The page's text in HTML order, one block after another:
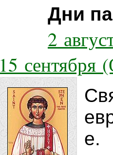
Дни
2
15 сентября
е.